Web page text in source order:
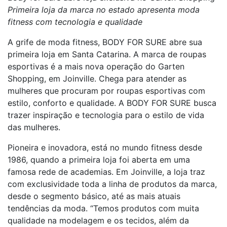
Primeira loja da marca no estado apresenta moda
fitness com tecnologia e qualidade
A grife de moda fitness, BODY FOR SURE abre sua
primeira loja em Santa Catarina. A marca de roupas
esportivas é a mais nova operação do Garten
Shopping, em Joinville. Chega para atender as
mulheres que procuram por roupas esportivas com
estilo, conforto e qualidade. A BODY FOR SURE busca
trazer inspiração e tecnologia para o estilo de vida
das mulheres.
Pioneira e inovadora, está no mundo fitness desde
1986, quando a primeira loja foi aberta em uma
famosa rede de academias. Em Joinville, a loja traz
com exclusividade toda a linha de produtos da marca,
desde o segmento básico, até as mais atuais
tendências da moda. “Temos produtos com muita
qualidade na modelagem e os tecidos, além da